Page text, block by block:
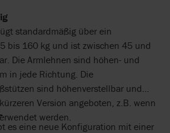
standardmäßig über ein
bis 160 kg und ist zwischen 45 und
Die Armlehnen sind höhen- und
in jede Richtung. Die
sind höhenverstellbar und
Version angeboten, z.B. wenn
werden.
es eine neue Konfiguration mit einer